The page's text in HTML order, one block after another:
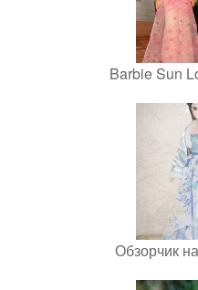
Barbie Sun
Обзорчик